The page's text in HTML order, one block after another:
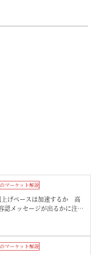
マーケット解説
上げペースは加速するか 高
認メッセージが出るかに注
マーケット解説